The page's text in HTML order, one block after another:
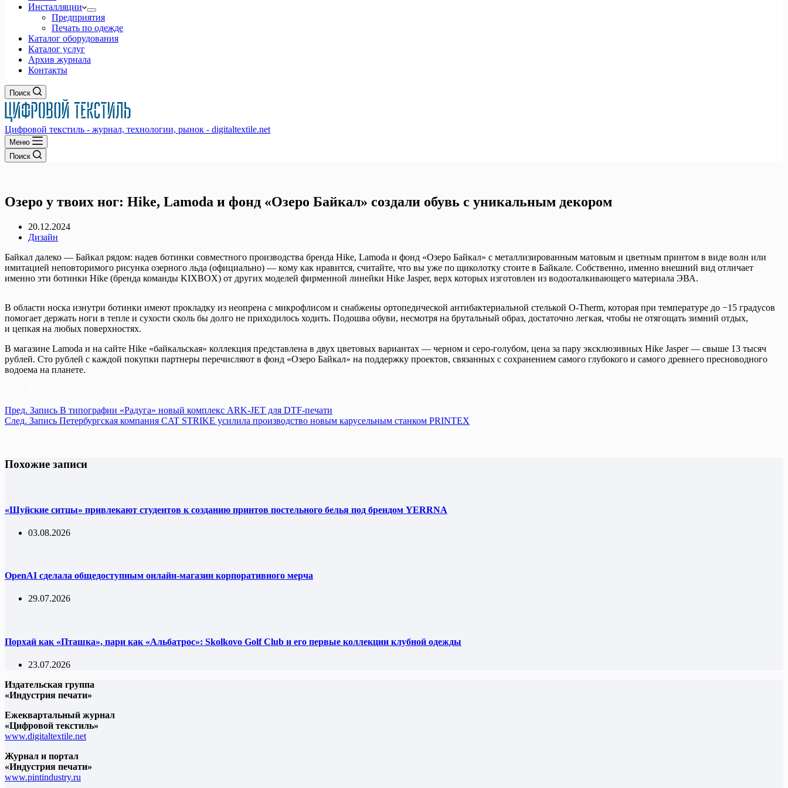
Инсталляции
Предприятия
Печать по одежде
Каталог оборудования
Каталог услуг
Архив журнала
Контакты
Поиск
Цифровой текстиль - журнал, технологии, рынок - digitaltextile.net
Меню
Поиск
Озеро у твоих ног: Hike, Lamoda и фонд «Озеро Байкал» создали обувь с уникальным декором
20.12.2024
Дизайн
Байкал далеко — Байкал рядом: надев ботинки совместного производства бренда Hike, Lamoda и фонд «Озеро Байкал» с металлизированным матовым и цветным принтом в виде волн или
имитацией неповторимого рисунка озерного льда (официально) — кому как нравится, считайте, что вы уже по щиколотку стоите в Байкале. Собственно, именно внешний вид отличает
именно эти ботинки Hike (бренда команды KIXBOX) от других моделей фирменной линейки Hike Jasper, верх которых изготовлен из водооталкивающего материала ЭВА.
В области носка изнутри ботинки имеют прокладку из неопрена с микрофлисом и снабжены ортопедической антибактериальной стелькой O-Therm, которая при температуре до −15 градусов
помогает держать ноги в тепле и сухости сколь бы долго не приходилось ходить. Подошва обуви, несмотря на брутальный образ, достаточно легкая, чтобы не отягощать зимний отдых,
и цепкая на любых поверхностях.
В магазине Lamoda и на сайте Hike «байкальская» коллекция представлена в двух цветовых вариантах — черном и серо-голубом, цена за пару эксклюзивных Hike Jasper — свыше 13 тысяч
рублей. Сто рублей с каждой покупки партнеры перечисляют в фонд «Озеро Байкал» на поддержку проектов, связанных с сохранением самого глубокого и самого древнего пресноводного
водоема на планете.
Пред. Запись В типографии «Радуга» новый комплекс ARK-JET для DTF-печати
След. Запись Петербургская компания CAT STRIKE усилила производство новым карусельным станком PRINTEX
Похожие записи
«Шуйские ситцы» привлекают студентов к созданию принтов постельного белья под брендом YERRNA
03.08.2026
OpenAI сделала общедоступным онлайн-магазин корпоративного мерча
29.07.2026
Порхай как «Пташка», пари как «Альбатрос»: Skolkovo Golf Club и его первые коллекции клубной одежды
23.07.2026
Издательская группа
«Индустрия печати»
Ежеквартальный журнал
«Цифровой текстиль»
www.digitaltextile.net
Журнал и портал
«Индустрия печати»
www.pintindustry.ru